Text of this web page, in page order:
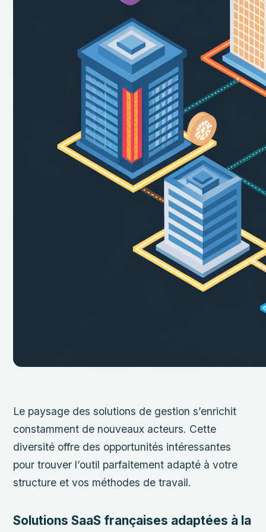
Le paysage des solutions de gestion s’enrichit
constamment de nouveaux acteurs. Cette
diversité offre des opportunités intéressantes
pour trouver l’outil parfaitement adapté à votre
structure et vos méthodes de travail.
Solutions SaaS françaises adaptées à la